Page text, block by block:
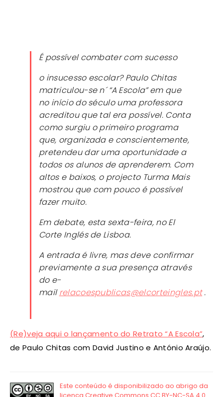
É possível combater com sucesso
o insucesso escolar? Paulo Chitas
matriculou-se n´ “A Escola” em que
no início do século uma professora
acreditou que tal era possível. Conta
como surgiu o primeiro programa
que, organizada e conscientemente,
pretendeu dar uma oportunidade a
todos os alunos de aprenderem. Com
altos e baixos, o projecto Turma Mais
mostrou que com pouco é possível
fazer muito.
Em debate, esta sexta-feira, no El
Corte Inglés de Lisboa.
A entrada é livre, mas deve confirmar
previamente a sua presença através
do e-
mailrelacoespublicas@elcorteingles.pt.
(Re)veja aqui o lançamento do Retrato “A Escola”,
de Paulo Chitas com David Justino e António Araújo.